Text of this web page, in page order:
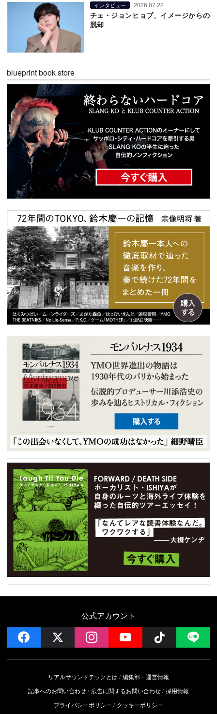
インタビュー 2026.07.22
チェ・ジョンヒョプ、イメージからの
脱却
blueprint book store
公式アカウント
facebook instagramYouTube Follow
リアルサウンドテックとは
編集部・運営情報
記事へのお問い合わせ
広告に関するお問い合わせ 採用情報
プライバシーポリシー
クッキーポリシー